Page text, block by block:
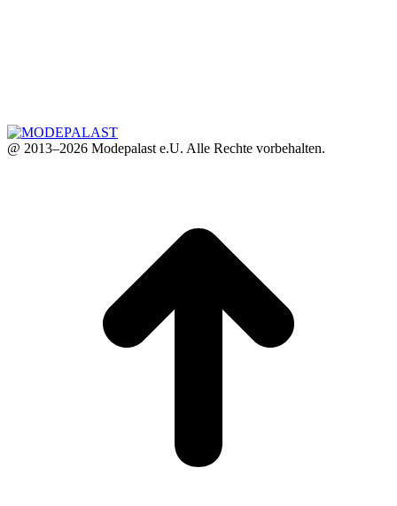
@ 2013–2026 Modepalast e.U. Alle Rechte vorbehalten.